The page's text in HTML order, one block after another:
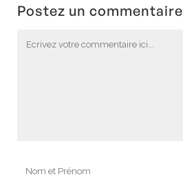
Postez un commentaire